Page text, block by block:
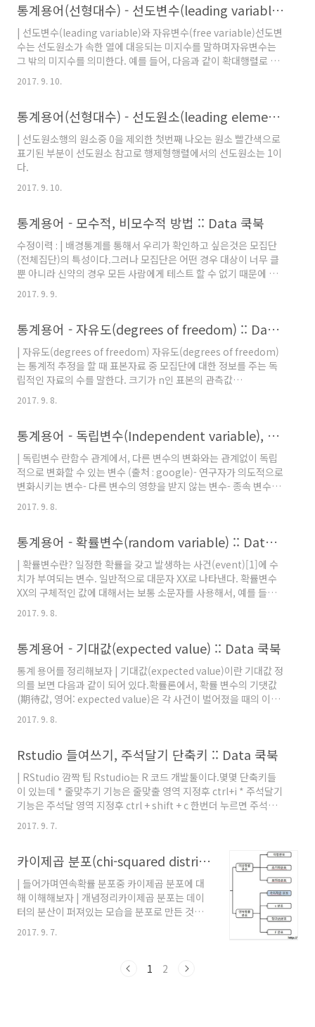
F Test (Var Test) : 표본의 분산 차이 검정4) Ansari-Bardley
Test : 동질적 2개집단 표본 분포 비모수 검정5) Mode Test : 이질
적 2개 집단 표본 분포의 비모수 검정6) Fligner Test : K개 집단의
표본 분포 비모수 검정7) Battle..
통계용어(선형대수) - 선도변수(leading variable), 자유변수(free variable)
| 선도변수(leading variable)와 자유변수(free variable)선도변
수는 선도원소가 속한 열에 대응되는 미지수를 말하며자유변수는
그 밖의 미지수를 의미한다. 예를 들어, 다음과 같이 확대행렬로 표
현할때 적색으로 표기된 1이 선도원소이기 때문에이에 대응되는 x,
y 가 선도 변수가 되고 ,그 나머지 변수인 z 는 자유변수이다.
2017. 9. 10.
통계용어(선형대수) - 선도원소(leading element)
| 선도원소행의 원소중 0을 제외한 첫번째 나오는 원소 빨간색으로
표기된 부분이 선도원소 참고로 행제형행렬에서의 선도원소는 1이
다.
2017. 9. 10.
통계용어 - 모수적, 비모수적 방법 :: Data 쿡북
수정이력 : | 배경통계를 통해서 우리가 확인하고 싶은것은 모집단
(전체집단)의 특성이다.그러나 모집단은 어떤 경우 대상이 너무 클
뿐 아니라 신약의 경우 모든 사람에게 테스트 할 수 없기 때문에 적
절하게 표본집단을 선택하고 어떤 가정을 통해 추론하게 된다. | 모
수적 방법어떤 대상의 표본을 뽑아서 실험을 하게 되면 중요한 지표
한 정리에 의해서 일정 수 이상(보통 30개)의 표본은 모집단의 분포
가 연속형이든, 이산형이든, 한쪽으로 치우졌든 표본평균의 분포는
정규본포에 근접하게 된다.따라서 두 표본이 정규분포를 띈다고 가
정한다면 이를 바탕으로 평균, 표준편차 비교등을 통해 집단간 차이
를 밝혀낼 수 있다.이렇듯 정규성을 갖는다는 모수적 특징을..
2017. 9. 9.
통계용어 - 자유도(degrees of freedom) :: Data 쿡북
| 자유도(degrees of freedom) 자유도(degrees of freedom)
는 통계적 추정을 할 때 표본자료 중 모집단에 대한 정보를 주는 독
립적인 자료의 수를 말한다. 크기가 n인 표본의 관측값
({\displaystyle x_{1},x_{2},\dots ,x_{n}})의 자유도는 n-1이다
(출처 : 위키피디아) 다시 표현해보자 A + B = 10 이라고 할때 A가
지면 B는 자유도가 없다.따라서 관측값이 n 개가 있다고 할때 여기
서의 자유도는 n-1 이 된다. 위키피디아의 예시를 다시한번 보자어
떤 실험에서 4개 집단에 피험자들이 각 30명씩 무선배치되었을 때,
는?전체 자유도 집단내 자유도 집단간 자유도
2017. 9. 8.
통계용어 - 독립변수(Independent variable), 종속변수(Dependent variable) :: Data 쿡북
| 독립변수 란함수 관계에서, 다른 변수의 변화와는 관계없이 독립
적으로 변화할 수 있는 변수 (출처 : google)- 연구자가 의도적으로
변화시키는 변수- 다른 변수의 영향을 받지 않는 변수- 종속 변수에
영향을 주는 변수 - 입력값 - 원인변수(Explanatory variable), 예
측변수(Predictor variable) 이라고도 함 예) y=f(x) 일때 x
값이 결정되는 데 따라 그 값이 결정되는 다른 변수. 함수 y＝f(x)에
있어서, 독립 변수 x가 변하는 데 따라 변하는 y를 이름 (출처 :
google)- 연구자가 독립변수의 변화에 따라 어떻게 변하는지 알고
싶어 하는 변수- 반응변수(Response v..
2017. 9. 8.
통계용어 - 확률변수(random variable) :: Data 쿡북
| 확률변수란? 일정한 확률을 갖고 발생하는 사건(event)[1]에 수
치가 부여되는 변수. 일반적으로 대문자 XX로 나타낸다. 확률변수
XX의 구체적인 값에 대해서는 보통 소문자를 사용해서, 예를 들어
XX가 pp의 확률로 xx의 값을 가진다는 것은
P\left(X=x\right)=pP(X=x)=p 등의 확률함수로 표현할 수 있다.
인지(셀 수 있는지/없는지)에 따라 이산확률변수(離散確率變數,
discrete random variable)와 연속확률변수(連續確率變數,
continuous random variable)로 나뉜다. 출처 : 나무위키 다른
표현으로 보자표본공간의 각 원소에 하나의 실수값을 대응 시키는
함수 예를 들어 설명하면,동..
2017. 9. 8.
통계용어 - 기대값(expected value) :: Data 쿡북
통계 용어를 정리해보자 | 기대값(expected value)이란 기대값 정
의를 보면 다음과 같이 되어 있다.확률론에서, 확률 변수의 기댓값
(期待값, 영어: expected value)은 각 사건이 벌어졌을 때의 이득
과 그 사건이 벌어질 확률을 곱한 것을 전체 사건에 대해 합한 값이
다. 이것은 어떤 확률적 사건에 대한 평균의 의미로 생각할 수 있다.
나올 확률이 1/6이라고 한다면 주사위의 기대값은 각 눈의 값에 각
확률을 곱한 값의 합이다. 이것을 공식으로 보면 다음과 같다. 수식
으로 풀어보면 다음과 같다. 결론적으로, 주사위의 기대값은 3.5다.
| 왜 기대값을 구해야 하나?주사위를 한번 던진 결과를 가지고 그 결
과를 주사위가 준 일반적..
2017. 9. 8.
Rstudio 들여쓰기, 주석달기 단축키 :: Data 쿡북
| RStudio 깜짝 팁 Rstudio는 R 코드 개발툴이다.몇몇 단축키들
이 있는데 * 줄맞추기 기능은 줄맞출 영역 지정후 ctrl+i * 주석달기
기능은 주석달 영역 지정후 ctrl + shift + c 한번더 누르면 주석이
해제된다.
2017. 9. 7.
카이제곱 분포(chi-squared distribution) 이해하기 :: Data 쿡북
| 들어가며연속확률 분포중 카이제곱 분포에 대
해 이해해보자 | 개념정리카이제곱 분포는 데이
터의 분산이 퍼져있는 모습을 분포로 만든 것이
다.데이터를 파악할때 중심 위치(평균)와 퍼짐 정
도(분산)이 중요한데 카이제곱은 바로 분산의 제
표본이 모집단의 분포와 같은지 다른지 검정할때
2017. 9. 7.
1 2